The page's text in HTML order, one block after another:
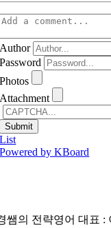
Author
Password
Photos
Attachment
List
Powered by KBoard
쌤의 전략영어 대표